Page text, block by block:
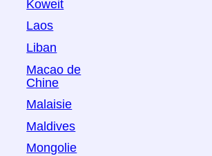
Koweit
Laos
Liban
Macao de
Chine
Malaisie
Maldives
Mongolie